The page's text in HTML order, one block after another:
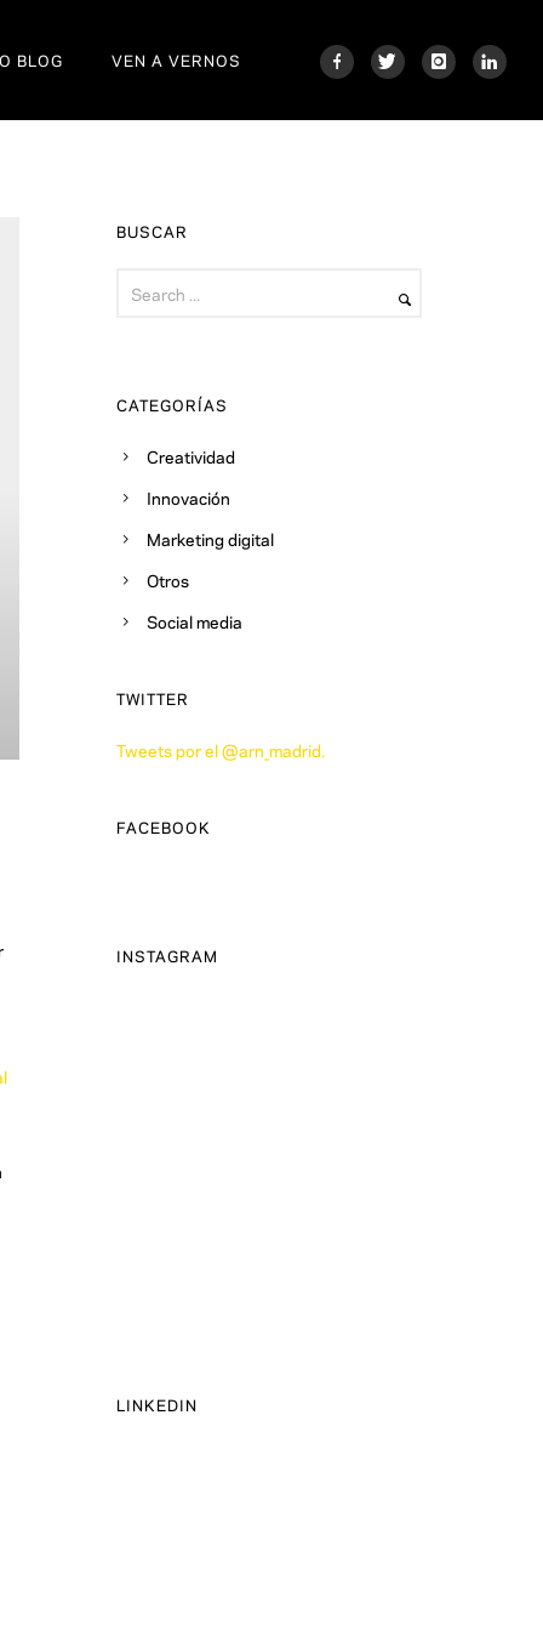
BLOG VEN A VERNOS
BUSCAR
CATEGORÍAS
Creatividad
Innovación
Marketing digital
Otros
Social media
TWITTER
Tweets por el @arn_madrid.
FACEBOOK
INSTAGRAM
LINKEDIN